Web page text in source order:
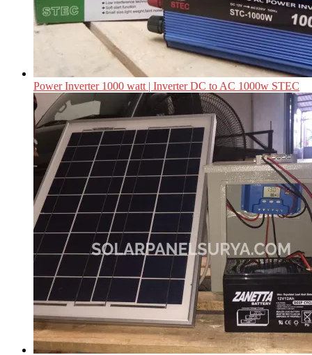
Power Inverter 1000 watt | Inverter DC to AC 1000w STEC